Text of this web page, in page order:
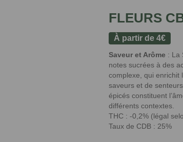
FLEURS
À partir de4€
Saveur et Arôme : La
notes sucrées à des
complexe, qui enrichit
saveurs et de
épicés constituent
différents contextes.
THC : -0,2% (légal
Taux de CDB : 25%